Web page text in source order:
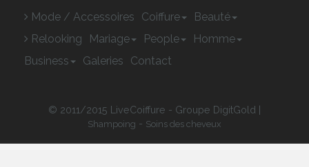
Mode / Accessoires Coiffure
Beauté
Relooking
Mariage People
Homme
Business
Galeries Contact
© 2011/2015 LiveCoiffure - Groupe DigitGold |
Shampoing - Soins des cheveux